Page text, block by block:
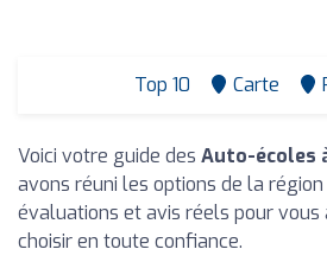
Top 10 Carte
Voici votre guide des Auto-écoles
avons réuni les options de la
évaluations et avis réels pour vous
choisir en toute confiance.